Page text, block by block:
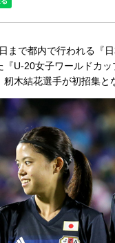
まで都内で行われる『
U-20女子ワールドカ
木結花選手が初招集と